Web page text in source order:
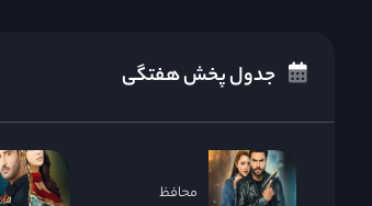
جدول پخش هفتگی
محافظ